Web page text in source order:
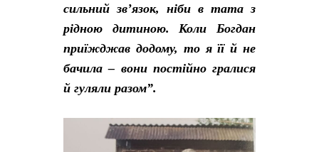
сильний зв’язок, ніби в тата з
рідною дитиною. Коли Богдан
приїжджав додому, то я її й не
бачила – вони постійно гралися
й гуляли разом”.